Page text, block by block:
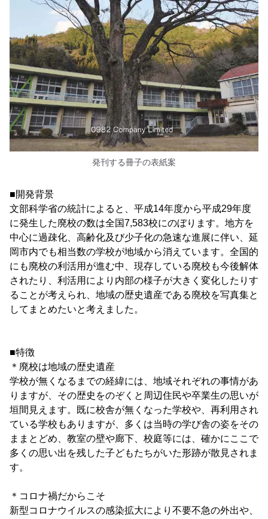
発刊する冊子の表紙案
■開発背景
文部科学省の統計によると、平成14年度から平成29年度
に発生した廃校の数は全国7,583校にのぼります。地方を
中心に過疎化、高齢化及び少子化の急速な進展に伴い、延
岡市内でも相当数の学校が地域から消えています。全国的
にも廃校の利活用が進む中、現存している廃校も今後解体
されたり、利活用により内部の様子が大きく変化したりす
ることが考えられ、地域の歴史遺産である廃校を写真集と
してまとめたいと考えました。
■特徴
＊廃校は地域の歴史遺産
学校が無くなるまでの経緯には、地域それぞれの事情があ
りますが、その歴史をのぞくと周辺住民や卒業生の思いが
垣間見えます。既に校舎が無くなった学校や、再利用され
ている学校もありますが、多くは当時の学び舎の姿をその
ままとどめ、教室の壁や廊下、校庭等には、確かにここで
多くの思い出を残した子どもたちがいた形跡が散見されま
す。
＊コロナ禍だからこそ
新型コロナウイルスの感染拡大により不要不急の外出や、